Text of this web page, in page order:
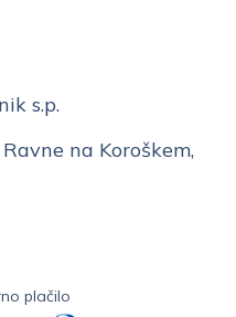
s.p.
na Koroškem,
plačilo